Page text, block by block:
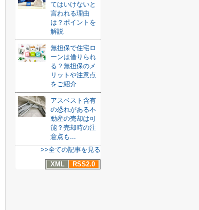
てはいけないと
言われる理由
は？ポイントを
解説
無担保で住宅ロ
ーンは借りられ
る？無担保のメ
リットや注意点
をご紹介
アスベスト含有
の恐れがある不
動産の売却は可
能？売却時の注
意点も...
>>全ての記事を見る
XML
RSS2.0